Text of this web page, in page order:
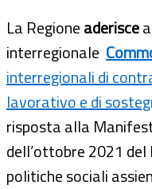
La Regioneaderisce
interregionale
interregionali di
lavorativo e di
risposta alla
dell’ottobre 2021
politiche sociali